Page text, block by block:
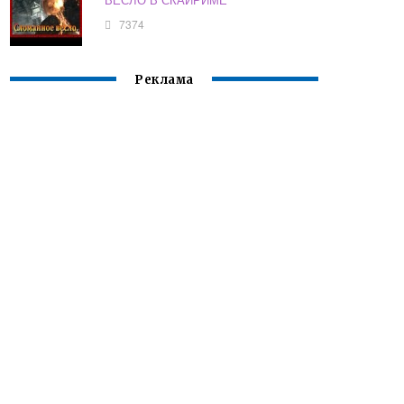
7374
Реклама